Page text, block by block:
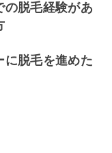
の脱毛経験があ
に脱毛を進めた